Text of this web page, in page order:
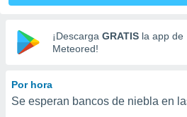
las
y
digital
basada
¡Descarga GRATIS la app de
Meteored!
Por hora
Se esperan bancos de niebla en